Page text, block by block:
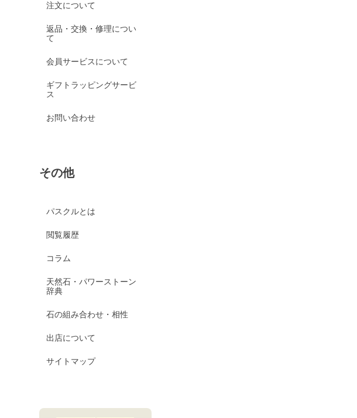
注文について
返品・交換・修理につい
て
会員サービスについて
ギフトラッピングサービ
ス
お問い合わせ
その他
パスクルとは
閲覧履歴
コラム
天然石・パワーストーン
辞典
石の組み合わせ・相性
出店について
サイトマップ